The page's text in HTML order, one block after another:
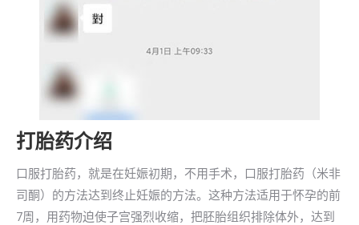
打胎药介绍
口服打胎药，就是在妊娠初期，不用手术，口服打胎药（米非
司酮）的方法达到终止妊娠的方法。这种方法适用于怀孕的前
7周，用药物迫使子宫强烈收缩，把胚胎组织排除体外，达到